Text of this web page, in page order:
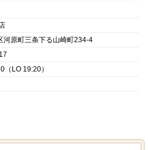
河原町三条下る山崎町234-4
（LO 19:20）